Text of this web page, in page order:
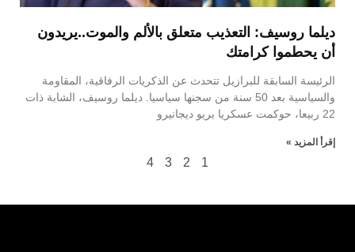
ديلما روسيف: التعذيب متعلق بالألم والموت..يريدون
أن يحطموا كرامتك
الرئيسة السابقة للبرازيل تتحدث عن الذكريات الرفاقية، المقاومة
والسياسية بعد 50 سنة من سجنها سياسيا. ديلما روسيف، الشابة ذات
22 ربيعا، حوكمت عسكريا بريو ديجانيرو
إقرأ المزيد »
1
2
3
4